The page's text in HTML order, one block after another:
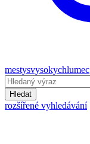
mestysvysokychlumec
Hledat
rozšířené vyhledávání